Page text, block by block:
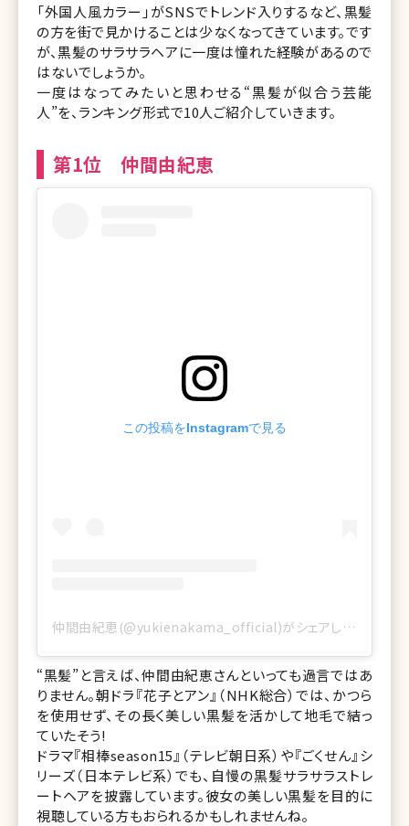
「外国人風カラー」がSNSでトレンド入りするなど、黒髪
の方を街で見かけることは少なくなってきています。です
が、黒髪のサラサラヘアに一度は憧れた経験があるので
はないでしょうか。
一度はなってみたいと思わせる“黒髪が似合う芸能
人”を、ランキング形式で10人ご紹介していきます。
第1位 仲間由紀恵
この投稿をInstagramで見る
仲間由紀恵(@yukienakama_official)がシェアした投稿
“黒髪”と言えば、仲間由紀恵さんといっても過言ではあ
りません。朝ドラ『花子とアン』（NHK総合）では、かつら
を使用せず、その長く美しい黒髪を活かして地毛で結っ
ていたそう!
ドラマ『相棒season15』（テレビ朝日系）や『ごくせん』シ
リーズ（日本テレビ系）でも、自慢の黒髪サラサラストレ
ートヘアを披露しています。彼女の美しい黒髪を目的に
視聴している方もおられるかもしれませんね。